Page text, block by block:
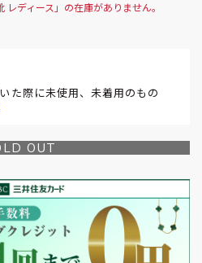
レディース」の在庫がありません。
た際に未使用、未着用のもの
OUT